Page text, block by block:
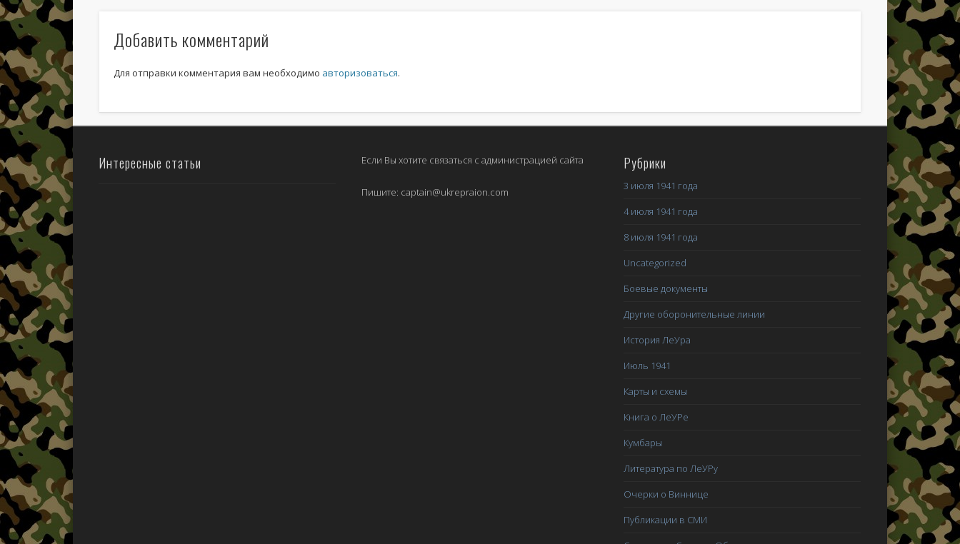
alex weltкОсенние краски ЛеУРа
Archives
Август 2025
Август 2020
Добавить комментарий
Для отправки комментария вам необходимо авторизоваться.
Интересные статьи Если Вы хотите связаться с администрацией сайта
Пишите: captain@ukrepraion.com
Рубрики
3 июля 1941 года
4 июля 1941 года
8 июля 1941 года
Uncategorized
Боевые документы
Другие оборонительные линии
История ЛеУра
Июль 1941
Карты и схемы
Книга о ЛеУРе
Кумбары
Литература по ЛеУРу
Очерки о Виннице
Публикации в СМИ